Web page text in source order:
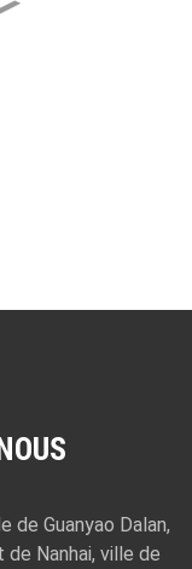
En Aluminium
De Produits
de Guanyao Dalan,
de Nanhai, ville de